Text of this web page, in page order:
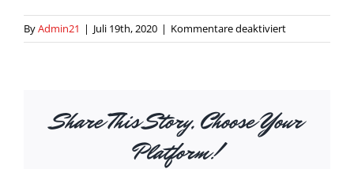
ByAdmin21 | Juli 19th, 2020 | Kommentare deaktiviertfür
Photographer
Share This Story, Choose Your
Platform!